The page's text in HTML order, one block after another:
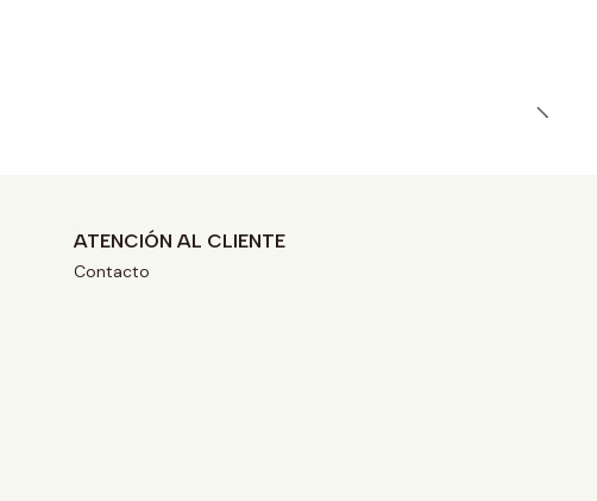
ATENCIÓN AL CLIENTE
Contacto